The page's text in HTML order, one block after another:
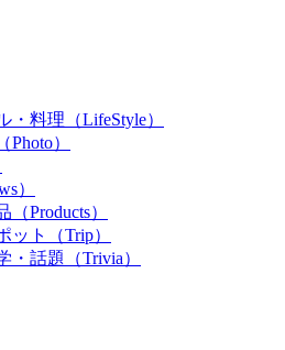
・料理（LifeStyle）
）
）
Products）
ット（Trip）
・話題（Trivia）